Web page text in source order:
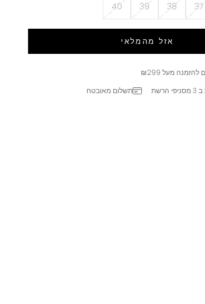
37
38
39
40
אזל מהמלאי
מעל ₪299
תשלום מאובטח